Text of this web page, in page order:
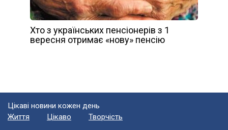
Хто з українських пенсіонерів з 1
вересня отримає «нову» пенсію
Цікаві новини кожен день
Життя
Цікаво Творчість